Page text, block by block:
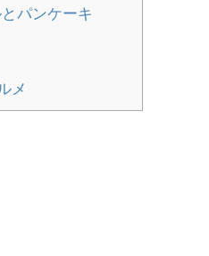
パンケーキ
メ